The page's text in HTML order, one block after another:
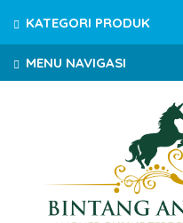
MENU NAVIGASI
KATEGORI PRODUK